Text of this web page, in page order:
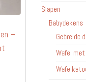
–
Slapen
Babydekens
Gebreide
Wafel